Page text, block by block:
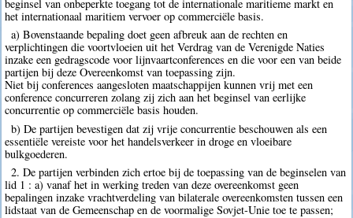
beginsel van onbeperkte toegang tot de internationale maritieme markt en
het internationaal maritiem vervoer op commerciële basis.
a) Bovenstaande bepaling doet geen afbreuk aan de rechten en
verplichtingen die voortvloeien uit het Verdrag van de Verenigde Naties
inzake een gedragscode voor lijnvaartconferences en die voor een van beide
partijen bij deze Overeenkomst van toepassing zijn.
Niet bij conferences aangesloten maatschappijen kunnen vrij met een
conference concurreren zolang zij zich aan het beginsel van eerlijke
concurrentie op commerciële basis houden.
b) De partijen bevestigen dat zij vrije concurrentie beschouwen als een
essentiële vereiste voor het handelsverkeer in droge en vloeibare
bulkgoederen.
2. De partijen verbinden zich ertoe bij de toepassing van de beginselen van
lid 1 : a) vanaf het in werking treden van deze overeenkomst geen
bepalingen inzake vrachtverdeling van bilaterale overeenkomsten tussen een
lidstaat van de Gemeenschap en de voormalige Sovjet-Unie toe te passen;